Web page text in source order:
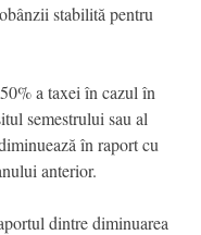
stabilită pentru
a taxei în cazul în
semestrului sau al
în raport cu
anterior.
dintre diminuarea